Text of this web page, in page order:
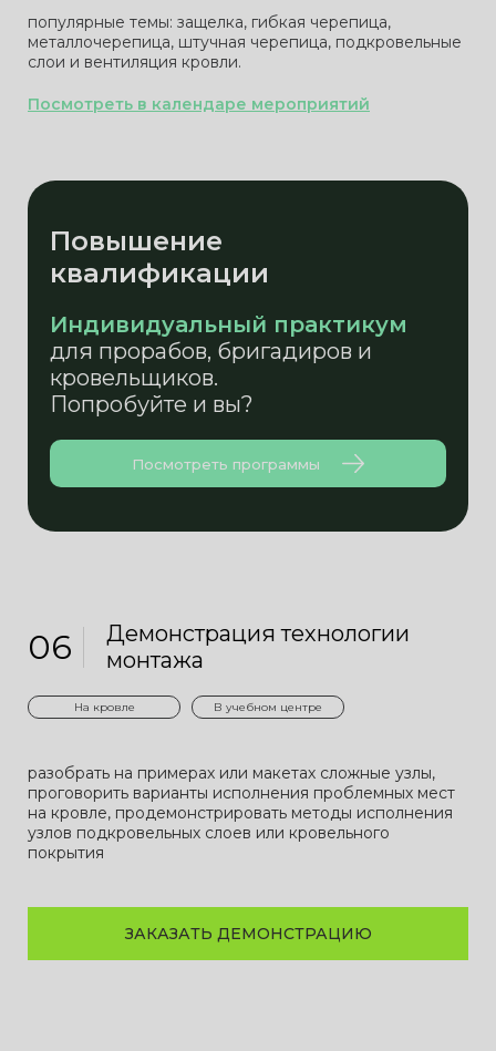
популярные темы: защелка, гибкая черепица,
металлочерепица, штучная черепица, подкровельные
слои и вентиляция кровли.
Посмотреть в календаре мероприятий
Повышение
квалификации
Индивидуальный практикум
для прорабов, бригадиров и
кровельщиков.
Попробуйте и вы?
Посмотреть программы
06
Демонстрация технологии
монтажа
разобрать на примерах или макетах сложные узлы,
проговорить варианты исполнения проблемных мест
на кровле, продемонстрировать методы исполнения
узлов подкровельных слоев или кровельного
покрытия
На кровле В учебном центре
ЗАКАЗАТЬ ДЕМОНСТРАЦИЮ